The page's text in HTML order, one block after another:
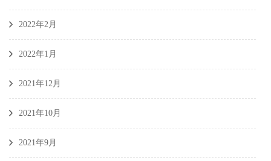
2022年2月
2022年1月
2021年12月
2021年10月
2021年9月